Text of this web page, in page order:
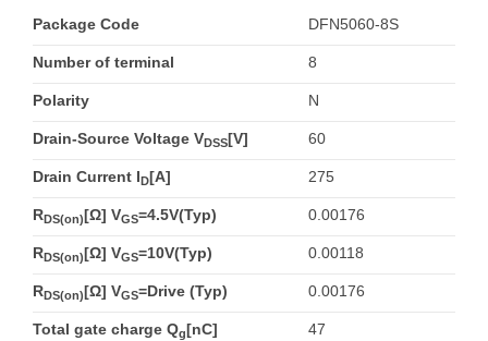
Package Code DFN5060-8S
Number of terminal 8
Polarity N
Drain-Source Voltage VDSS[V] 60
Drain Current ID[A] 275
RDS(on)[Ω] VGS=4.5V(Typ) 0.00176
RDS(on)[Ω] VGS=10V(Typ) 0.00118
RDS(on)[Ω] VGS=Drive (Typ) 0.00176
Total gate charge Qg[nC] 47